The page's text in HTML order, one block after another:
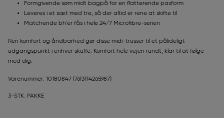
Formgivende søm midt bagpå for en flatterende pasform
Leveres i et sæt med tre, så der altid er rene at skifte til
Matchende bh'er fås i hele 24/7 Microfibre-serien
Ren komfort og åndbarhed gør disse midi-trusser til et pålideligt
udgangspunkt i enhver skuffe. Komfort hele vejen rundt, klar til at følge
med dig.
Varenummer: 10180847 (7613114265987)
3-STK. PAKKE